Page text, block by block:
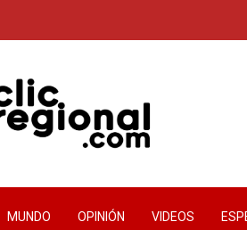
MUNDO OPINIÓN VIDEOS